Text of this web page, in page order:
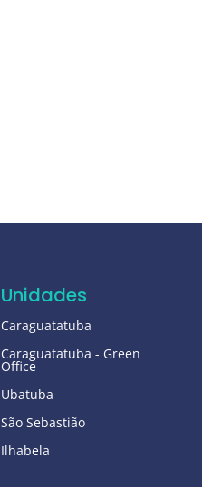
Unidades
Caraguatatuba
Caraguatatuba - Green
Office
Ubatuba
São Sebastião
Ilhabela